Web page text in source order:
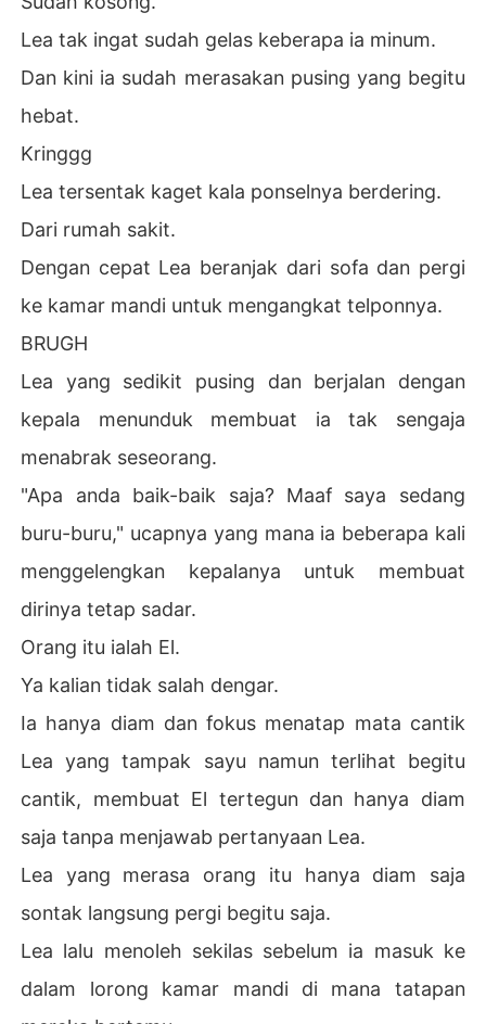
Lea tak ingat sudah gelas keberapa ia minum.
Dan kini ia sudah merasakan pusing yang begitu
hebat.
Kringgg
Lea tersentak kaget kala ponselnya berdering.
Dari rumah sakit.
Dengan cepat Lea beranjak dari sofa dan pergi
ke kamar mandi untuk mengangkat telponnya.
BRUGH
Lea yang sedikit pusing dan berjalan dengan
kepala menunduk membuat ia tak sengaja
menabrak seseorang.
"Apa anda baik-baik saja? Maaf saya sedang
buru-buru," ucapnya yang mana ia beberapa kali
menggelengkan kepalanya untuk membuat
dirinya tetap sadar.
Orang itu ialah El.
Ya kalian tidak salah dengar.
Ia hanya diam dan fokus menatap mata cantik
Lea yang tampak sayu namun terlihat begitu
cantik, membuat El tertegun dan hanya diam
saja tanpa menjawab pertanyaan Lea.
Lea yang merasa orang itu hanya diam saja
sontak langsung pergi begitu saja.
Lea lalu menoleh sekilas sebelum ia masuk ke
dalam lorong kamar mandi di mana tatapan